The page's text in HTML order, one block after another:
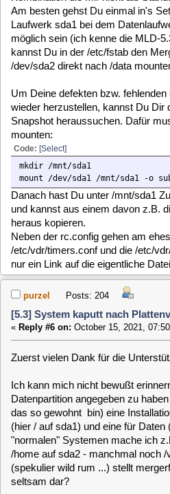
(hier / auf sda1) und eine für Daten (hier /
"normalen" Systemen mache ich z.B. oft /
/home auf sda2 - manchmal noch /var auf
(spekulier wild rum ...) stellt mergerfs in
seltsam dar?
erinnern (habe das Ding gerade nicht vor
GAR KEIN Datenlaufwerk da eingetragen
die rc.config ja nicht da bzw. leer. Oder
Frage): schreibt das WebIf noch eine
irgendwo hin?
In der /etc/fstab gucke ich nachher mal
Die channels conf ist tatsächlich (auch) ein
Symlink zeigt ins Leere. Wenn ich über
channnels.conf auswähle hat das
das manuelle setzen (ln -s ...) des
des VDR ist der Symlink wieder weg bzw.
Leere.
Eine timers.conf ist zwar da aber leer -das
kein Problem sein, die legt der VDR
wenn er sie braucht. Keine Timer -> keine
Dem Tipp mit den Snapshots werde ich
nachkommen, in der Hoffnung es bringt
KOMPLETTE zurückspielen eines
nichts (siehe oben).
vor ein paar Tagen keine Tastatur dran, nur
Booten eine Art "single user mode" oder
booten? Oder wenigstens "verbose"?
baltic Posts: 725
[5.3] System kaputt nach
«Reply #7 on: October 15, 2021, 11:01:34 »
Quote from: purzel on October 15, 2021, 07:50:38